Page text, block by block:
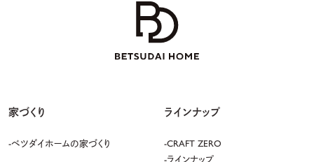
家づくり
ベツダイホームの家づくり
ラインナップ
CRAFT ZERO
ラインナップ